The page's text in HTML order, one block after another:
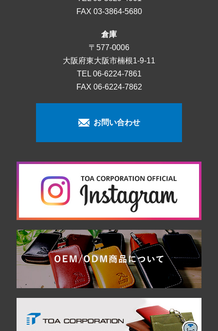
FAX 03-3864-5680
倉庫
〒577-0006
大阪府東大阪市楠根1-9-11
TEL 06-6224-7861
FAX 06-6224-7862
お問い合わせ